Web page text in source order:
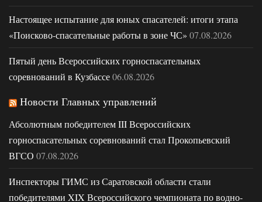
Настоящее испытание для юных спасателей: итоги этапа
«Поисково-спасательные работы в зоне ЧС» 07.08.2026
Пятый день Всероссийских горноспасательных
соревнований в Кузбассе06.08.2026
Новости Главных управлений
Абсолютным победителем III Всероссийских
горноспасательных соревнований стал Прокопьевский
ВГСО 07.08.2026
Инспекторы ГИМС из Саратовской области стали
победителями XIX Всероссийского чемпионата по водно-